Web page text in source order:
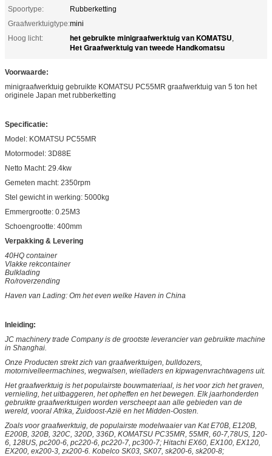
Spoortype:
Rubberketting
Graafwerktuigtype:mini
Hoog licht:
het gebruikte minigraafwerktuig van KOMATSU,
Het Graafwerktuig van tweede Handkomatsu
Voorwaarde:
minigraafwerktuig gebruikte KOMATSU PC55MR graafwerktuig van 5 ton het
originele Japan met rubberketting
Specificatie:
Model: KOMATSU PC55MR
Motormodel: 3D88E
Netto Macht: 29.4kw
Gemeten macht: 2350rpm
Stel gewicht in werking: 5000kg
Emmergrootte: 0.25M3
Schoengrootte: 400mm
Verpakking & Levering
40HQ container
Vlakke rekcontainer
Bulklading
Ro/roverzending
Haven van Lading: Om het even welke Haven in China
Inleiding:
JC machinery trade Company is de grootste leverancier van gebruikte machine
in Shanghai.
Onze Producten strekt zich van graafwerktuigen, bulldozers,
motornivelleermachines, wegwalsen, wielladers en kipwagenvrachtwagens uit.
Het graafwerktuig is het populairste bouwmateriaal, is het voor zich het graven,
vernieling, het uitbaggeren, het opheffen en het bewegen. Elk jaarhonderden
gebruikte graafwerktuigen worden verscheept aan alle gebieden van de
wereld, vooral Afrika, Zuidoost-Azië en het Midden-Oosten.
Zoals voor graafwerktuig, de populairste modelwaaier van Kat E70B, E120B,
E200B, 320B, 320C, 320D, 336D, KOMATSU PC35MR, 55MR, 60-7,78US, 120-
6, 128US, pc200-6, pc220-6, pc220-7, pc300-7; Hitachi EX60, EX100, EX120,
EX200, ex200-3, zx200-6. Kobelco SK03, SK07, sk200-6, sk200-8;